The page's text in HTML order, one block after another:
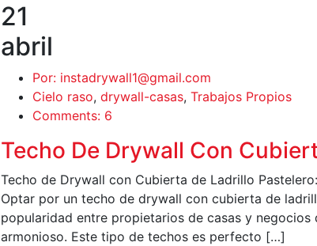
21
abril
Por: instadrywall1@gmail.com
Cielo raso, drywall-casas, Trabajos Propios
Comments: 6
Techo De Drywall Con
Techo de Drywall con Cubierta de Ladrillo
Optar por un techo de drywall con cubierta de
popularidad entre propietarios de casas y
armonioso. Este tipo de techos es perfecto […]